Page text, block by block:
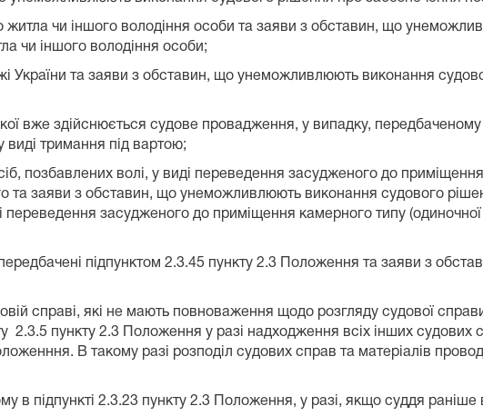
чи іншого володіння особи та заяви з обставин, що
чи іншого володіння особи;
України та заяви з обставин, що унеможливлюють виконання
вже здійснюється судове провадження, у випадку,
виді тримання під вартою;
позбавлених волі, у виді переведення засудженого до
та заяви з обставин, що унеможливлюють виконання судового
переведення засудженого до приміщення камерного типу
підпунктом 2.3.45 пункту 2.3 Положення та заяви з
справі, які не мають повноваження щодо розгляду судової
2.3.5 пункту 2.3 Положення у разі надходження всіх інших судових
В такому разі розподіл судових справ та матеріалів
підпункті 2.3.23 пункту 2.3 Положення, у разі, якщо суддя раніше